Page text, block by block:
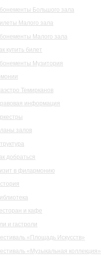
Большого зала
Малого зала
Малого зала
купить билет
Музитория
Темирканов
информация
залов
добраться
в филармонию
и кафе
и гастроли
«Площадь Искусств»
«Музыкальная коллекция»